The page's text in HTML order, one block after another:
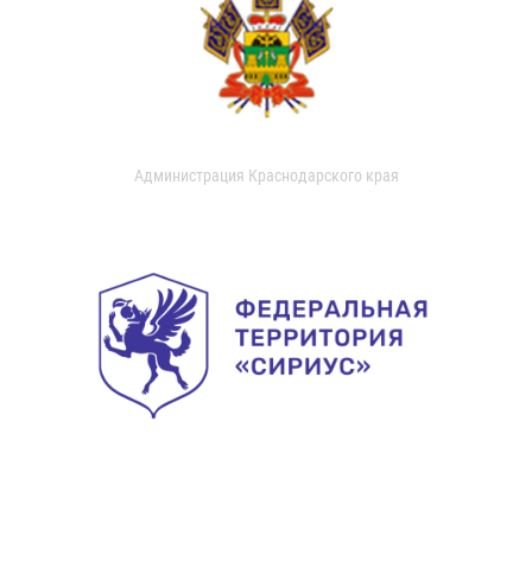
Администрация Краснодарского края